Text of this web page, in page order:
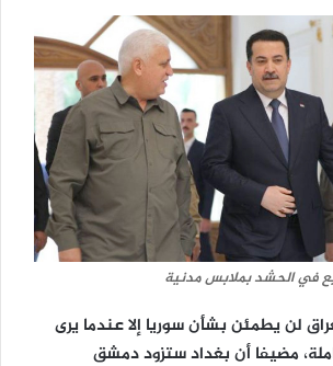
في الحشد بملابس مدنية
لن يطمئن بشأن سوريا إلا عندما يرى
مضيفا أن بغداد ستزود دمشق